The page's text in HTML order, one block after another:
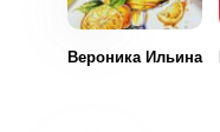
Вероника Ильина